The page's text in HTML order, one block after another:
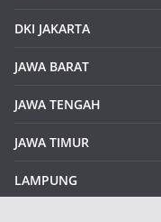
DKI JAKARTA
JAWA BARAT
JAWA TENGAH
JAWA TIMUR
LAMPUNG